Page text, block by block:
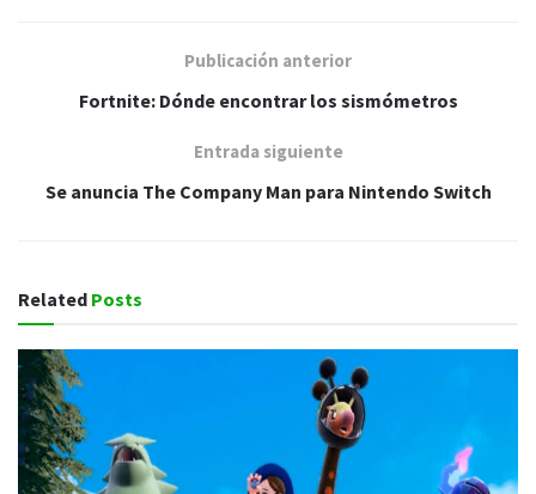
Publicación anterior
Fortnite: Dónde encontrar los sismómetros
Entrada siguiente
Se anuncia The Company Man para Nintendo Switch
Related Posts